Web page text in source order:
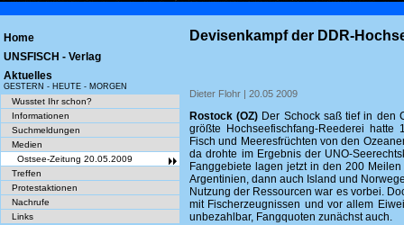
Home
UNSFISCH - Verlag
Aktuelles
GESTERN - HEUTE - MORGEN
Wusstet Ihr schon?
Informationen
Suchmeldungen
Medien
Ostsee-Zeitung 20.05.2009
Treffen
Protestaktionen
Nachrufe
Links
Devisenkampf der DDR-
Dieter Flohr | 20.05 2009
Rostock (OZ) Der Schock saß tief in den
größte Hochseefischfang-Reederei
Fisch und Meeresfrüchten von den
da drohte im Ergebnis der UNO-
Fanggebiete lagen jetzt in den 200
Argentinien, dann auch Island und
Nutzung der Ressourcen war es vorbei.
mit Fischerzeugnissen und vor allem
unbezahlbar, Fangquoten zunächst auch.